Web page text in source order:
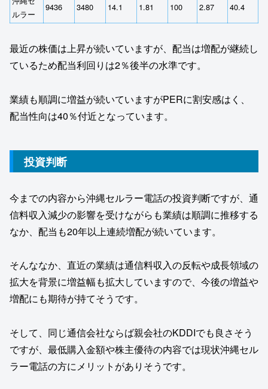
ルラー
9436 3480 14.1 1.81 100 2.87 40.4
最近の株価は上昇が続いていますが、配当は増配が継続し
ているため配当利回りは2％後半の水準です。
業績も順調に増益が続いていますがPERに割安感はく、
配当性向は40％付近となっています。
投資判断
今までの内容から沖縄セルラー電話の投資判断ですが、通
信料収入減少の影響を受けながらも業績は順調に推移する
なか、配当も20年以上連続増配が続いています。
そんななか、直近の業績は通信料収入の反転や成長領域の
拡大を背景に増益幅も拡大していますので、今後の増益や
増配にも期待が持てそうです。
そして、同じ通信会社ならば親会社のKDDIでも良さそう
ですが、最低購入金額や株主優待の内容では現状沖縄セル
ラー電話の方にメリットがありそうです。